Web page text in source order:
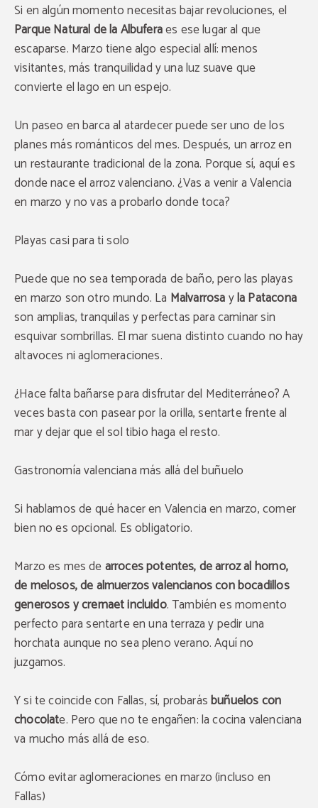
Si en algún momento necesitas bajar revoluciones, el
Parque Natural de la Albuferaes ese lugar al que
escaparse. Marzo tiene algo especial allí: menos
visitantes, más tranquilidad y una luz suave que
convierte el lago en un espejo.
Un paseo en barca al atardecer puede ser uno de los
planes más románticos del mes. Después, un arroz en
un restaurante tradicional de la zona. Porque sí, aquí es
donde nace el arroz valenciano. ¿Vas a venir a Valencia
en marzo y no vas a probarlo donde toca?
Playas casi para ti solo
Puede que no sea temporada de baño, pero las playas
en marzo son otro mundo. La Malvarrosayla Patacona
son amplias, tranquilas y perfectas para caminar sin
esquivar sombrillas. El mar suena distinto cuando no hay
altavoces ni aglomeraciones.
¿Hace falta bañarse para disfrutar del Mediterráneo? A
veces basta con pasear por la orilla, sentarte frente al
mar y dejar que el sol tibio haga el resto.
Gastronomía valenciana más allá del buñuelo
Si hablamos de qué hacer en Valencia en marzo, comer
bien no es opcional. Es obligatorio.
Marzo es mes dearroces potentes, de arroz al horno,
de melosos, de almuerzos valencianos con bocadillos
generosos ycremaetincluido. También es momento
perfecto para sentarte en una terraza y pedir una
horchata aunque no sea pleno verano. Aquí no
juzgamos.
Y si te coincide con Fallas, sí, probarásbuñuelos con
chocolate. Pero que no te engañen: la cocina valenciana
va mucho más allá de eso.
Cómo evitar aglomeraciones en marzo (incluso en
Fallas)